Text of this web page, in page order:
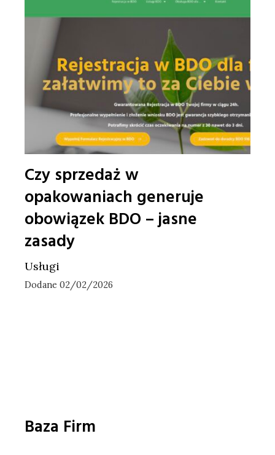
Czy sprzedaż w
opakowaniach generuje
obowiązek BDO – jasne
zasady
Usługi
Dodane 02/02/2026
Baza Firm